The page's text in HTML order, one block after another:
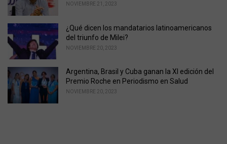
NOVIEMBRE 21, 2023
¿Qué dicen los mandatarios latinoamericanos
del triunfo de Milei?
NOVIEMBRE 20, 2023
Argentina, Brasil y Cuba ganan la XI edición del
Premio Roche en Periodismo en Salud
NOVIEMBRE 20, 2023